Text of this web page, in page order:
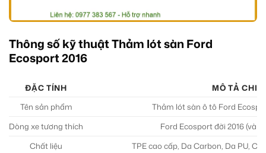
Thông số kỹ thuật Thảm lót sàn Ford
Ecosport 2016
ĐẶC TÍNH
MÔ TẢ CHI
Tên sản phẩm
Thảm lót sàn ô tô Ford
Dòng xe tương thích
Ford Ecosport đời 2016 (và
Chất liệu
TPE cao cấp, Da Carbon, Da PU,